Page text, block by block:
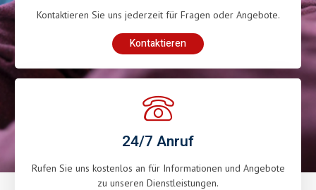
Kontaktieren Sie uns jederzeit für Fragen oder Angebote.
Kontaktieren
24/7 Anruf
Rufen Sie uns kostenlos an für Informationen und Angebote
zu unseren Dienstleistungen.